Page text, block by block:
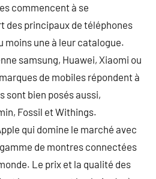
commencent à se
des principaux de téléphones
moins une à leur catalogue.
samsung, Huawei, Xiaomi ou
de mobiles répondent à
sont bien posés aussi,
Fossil et Withings.
qui domine le marché avec
de montres connectées
Le prix et la qualité des